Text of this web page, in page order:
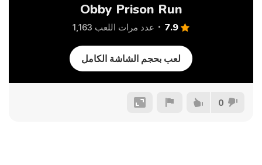
Obby Prison Run
7.9 عدد مرات اللعب 1,163
لعب بحجم الشاشة الكامل
0